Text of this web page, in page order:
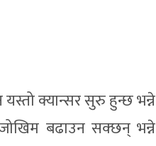
क्यान्सर सुरु हुन्छ भन्ने
बढाउन सक्छन् भन्ने